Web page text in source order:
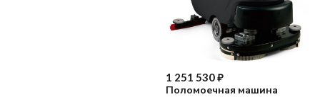
1 251 530₽
Поломоечная машина